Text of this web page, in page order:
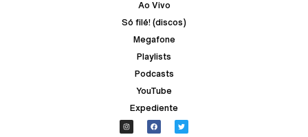
Ao Vivo
Só filé! (discos)
Megafone
Playlists
Podcasts
YouTube
Expediente